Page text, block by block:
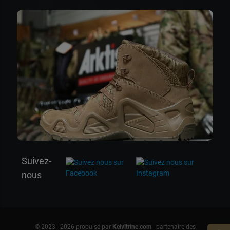
Suivez-
nous
© 2023 - 2026 propulsé par Kelvitrine.com- partenaire des